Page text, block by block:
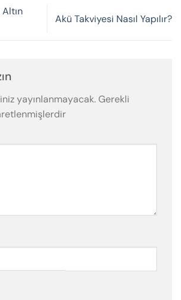
Altın
Akü Takviyesi Nasıl Yapılır?
yayınlanmayacak.Gerekli